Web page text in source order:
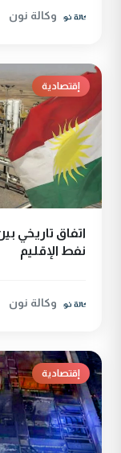
وكالة نون
إقتصادية
اتفاق تاريخي
نفط الإقليم
وكالة نون
إقتصادية